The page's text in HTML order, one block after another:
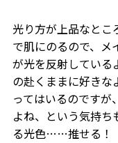
光り方が上品なとこ
で肌にのるので、メ
が光を反射している
の赴くままに好きな
ってはいるのですが
よね、という気持
る光色……推せる！